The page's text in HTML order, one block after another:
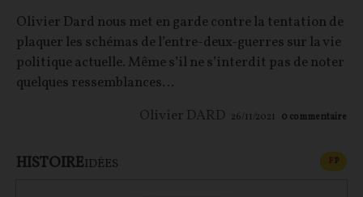
Olivier Dard nous met en garde contre la tentation de
plaquer les schémas de l’entre-deux-guerres sur la vie
politique actuelle. Même s’il ne s’interdit pas de noter
quelques ressemblances…
Olivier DARD 26/11/2021 0 commentaire
HISTOIREIDÉES FP